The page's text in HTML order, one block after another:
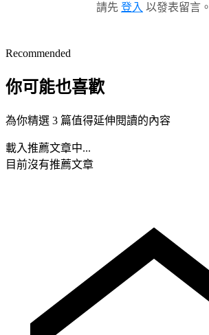
請先 登入 以發表留言。
Recommended
你可能也喜歡
為你精選 3 篇值得延伸閱讀的內容
載入推薦文章中...
目前沒有推薦文章